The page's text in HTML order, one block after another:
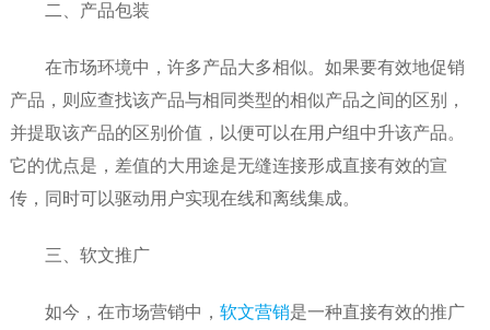
二、产品包装
在市场环境中，许多产品大多相似。如果要有效地促销
产品，则应查找该产品与相同类型的相似产品之间的区别，
并提取该产品的区别价值，以便可以在用户组中升该产品。
它的优点是，差值的大用途是无缝连接形成直接有效的宣
传，同时可以驱动用户实现在线和离线集成。
三、软文推广
如今，在市场营销中， 软文营销是一种直接有效的推广